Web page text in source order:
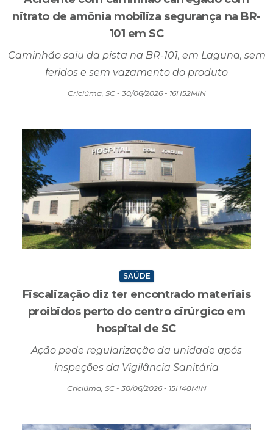
SEGURANÇA
Acidente com caminhão carregado com
nitrato de amônia mobiliza segurança na BR-
101 em SC
Caminhão saiu da pista na BR-101, em Laguna, sem
Criciúma, SC - 30/06/2026 - 16H52MIN
SAÚDE
Fiscalização diz ter encontrado materiais
proibidos perto do centro cirúrgico em
hospital de SC
Ação pede regularização da unidade após
Criciúma, SC - 30/06/2026 - 15H48MIN